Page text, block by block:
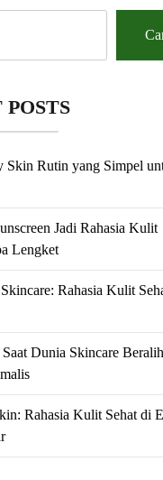
Skin Rutin yang Simpel
Jadi Rahasia Kulit
Lengket
Rahasia Kulit
Dunia Skincare
Rahasia Kulit Sehat di